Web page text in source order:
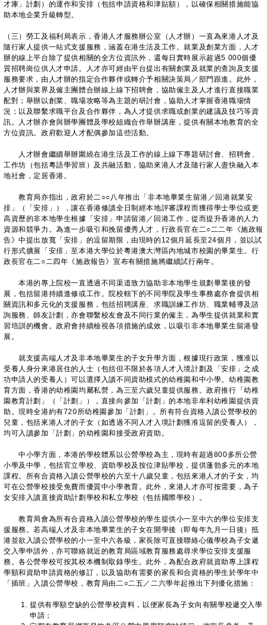
才庫」計劃）的運作和安排（包括申請資格和津貼額），以確保相關措施能協
助本地企業升級轉型。
（三）勞工及福利局表示，香港人才服務辦公室（人才辦）一直為來港人才及
隨行家人提供一站式支援服務，涵蓋在港生活及工作。就業及創業方面，人才
辦的線上平台除了提供相關的全方位資訊外，還每日實時展示超過5 000個優
質招聘崗位供人才申請。人才亦可經由平台提出有關創業及就業的查詢及支援
服務要求，由人才辦的指定合作夥伴或轉介予相關決策局／部門跟進。此外，
人才辦與業界及僱主團體合辦線上線下招聘會，協助僱主及人才進行直接職業
配對；舉辦以創業、職場攻略等為主題的研討會，協助人才掌握香港職場情
況；以及聯繫求職平台及合作夥伴，為人才提供求職或創業的建議及技巧等資
訊。人才辦亦會與辦學團體及學校組織合作舉辦講座，提供有關本地教育的全
方位資訊。政府歡迎人才配偶參加這些活動。
人才辦會繼續舉辦圍繞在港生活及工作的線上線下專題研討會、招聘會、
工作坊（包括粵語學習班）及共融活動，協助來港人才及隨行家人盡快融入本
地社會，定居香港。
教育局亦指出，政府於二○○八年推出「非本地畢業生留港／回港就業安
排」（「安排」），讓在香港修讀全日制經本地評審課程而獲得學士學位或更
高資歷的非本地學生根據「安排」申請留港／回港工作，從而提升香港的人力
資源和競爭力。為進一步吸引和挽留優秀人才，行政長官在二○二二年《施政報
告》中提出放寬「安排」的逗留期限，由現時的12個月延長至24個月，並以試
行形式擴展「安排」至本港大學位於粵港澳大灣區內地城市校園的畢業生。行
政長官在二○二四年《施政報告》宣布有關措施將繼續試行兩年。
本港的專上院校一直透過不同渠道致力協助非本地學生規劃畢業後的發
展，包括留港持續進修或工作。院校轄下的不同學院及學生事務處亦會提供相
關資訊和多元化的支援服務，包括招聘講座、求職訓練工作坊、職業輔導及諮
詢服務、師友計劃，亦會聯繫校友會及不同行業的僱主，為學生提供就業和實
習培訓的機會。政府會持續檢視各項措施的成效，以吸引非本地畢業生留港發
展。
就支援高端人才及非本地畢業生的子女升學方面，根據現行政策，獲准以
受養人身分來港居住的人士（包括但不限於各項人才入境計劃及「安排」之成
功申請人的受養人）可以選擇入讀不同資助模式的幼稚園和中小學。幼稚園教
育方面，香港的幼稚園均屬私營，為三至六歲兒童提供服務。政府推行「幼稚
園教育計劃」（「計劃」），直接向參加「計劃」的本地非牟利幼稚園提供資
助。現時全港約有720所幼稚園參加「計劃」。所有符合資格入讀公營學校的
兒童，包括來港人才的子女（如透過不同人才入境計劃獲准逗留的受養人），
均可入讀參加「計劃」的幼稚園和接受政府資助。
中小學方面，本港的學校體系以公營學校為主，現時有超過800多所公營
小學及中學，包括官立學校、資助學校及按位津貼學校，提供蓬勃多元的本地
課程。所有合資格入讀公營學校的六至十八歲兒童，包括來港人才的子女，均
可在公營學校接受免費而優質中小學教育。此外，來港人才亦可按需要，為子
女安排入讀直接資助計劃學校和私立學校（包括國際學校）。
教育局會為所有合資格入讀公營學校的學生提供小一至中六的學位安排支
援服務。若高端人才及非本地畢業生的子女在開學後（即每年九月一日後）抵
港並欲入讀公營學校的小一至中六各級，家長除可直接聯絡心儀學校為子女遞
交入學申請外，亦可聯絡就近的教育局區域教育服務處尋求學位安排支援服
務。各公營學校可按其校本機制取錄學生。此外，為配合政府就資助專上課程
學額和資助申請資格的修訂，以及協助有需要的家長和合資格的學生於學年中
「插班」入讀公營學校，教育局由二○二五／二六學年起推出下列優化措施：
提供有學額空缺的公營學校資料，以便家長為子女向有關學校遞交入學
申請；